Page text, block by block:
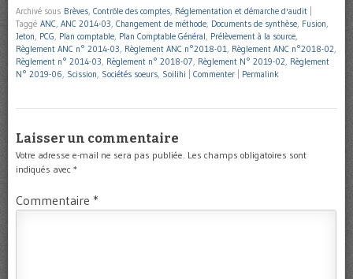
Archivé sous Brèves, Contrôle des comptes, Réglementation et démarche d'audit
Taggé ANC, ANC 2014-03, Changement de méthode, Documents de synthèse, Fusion,
Jeton, PCG, Plan comptable, Plan Comptable Général, Prélèvement à la source,
Règlement ANC n° 2014-03, Règlement ANC n°2018-01, Règlement ANC n°2018-02,
Règlement n° 2014-03, Règlement n° 2018-07, Règlement N° 2019-02, Règlement
N° 2019-06, Scission, Sociétés soeurs, Soilihi Commenter Permalink
Laisser un commentaire
Votre adresse e-mail ne sera pas publiée. Les champs obligatoires sont
indiqués avec *
Commentaire *